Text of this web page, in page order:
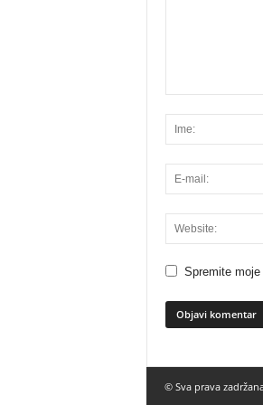
Spremite
© Sva prava